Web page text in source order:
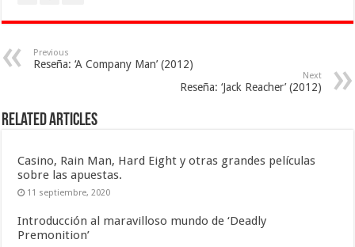
Previous
Reseña: ‘A Company Man’ (2012)
Next
Reseña: ‘Jack Reacher’ (2012)
Related Articles
Casino, Rain Man, Hard Eight y otras grandes películas
sobre las apuestas.
11 septiembre, 2020
Introducción al maravilloso mundo de ‘Deadly
Premonition’